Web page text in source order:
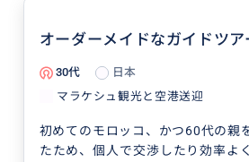
オーダーメイドなガイドツア
30代 日本
マラケシュ観光と空港送迎
初めてのモロッコ、かつ60代の親
たため、個人で交渉したり効率よ